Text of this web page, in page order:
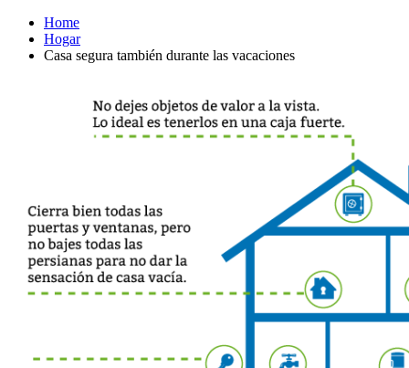
Home
Hogar
Casa segura también durante las vacaciones